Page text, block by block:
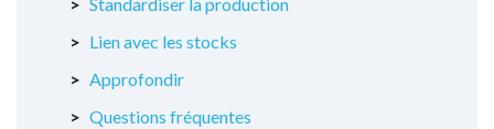
Lien avec les stocks
Approfondir
Questions fréquentes